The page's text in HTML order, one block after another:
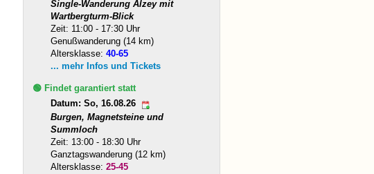
Single-Wanderung Alzey mit
Wartbergturm-Blick
Zeit: 11:00 - 17:30 Uhr
Genußwanderung (14 km)
Altersklasse:40-65
... mehr Infos und Tickets
🟢 Findet garantiert statt
Datum: So, 16.08.26
Burgen, Magnetsteine und
Summloch
Zeit: 13:00 - 18:30 Uhr
Ganztagswanderung (12 km)
Altersklasse:25-45